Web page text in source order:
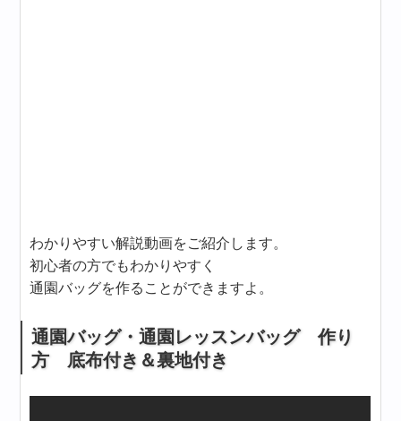
わかりやすい解説動画をご紹介します。
初心者の方でもわかりやすく
通園バッグを作ることができますよ。
通園バッグ・通園レッスンバッグ 作り
方 底布付き＆裏地付き